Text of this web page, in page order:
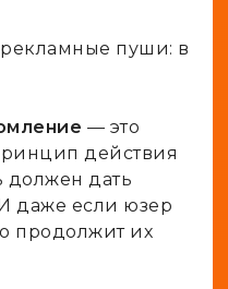
— это
действия
должен дать
даже если юзер
продолжит их